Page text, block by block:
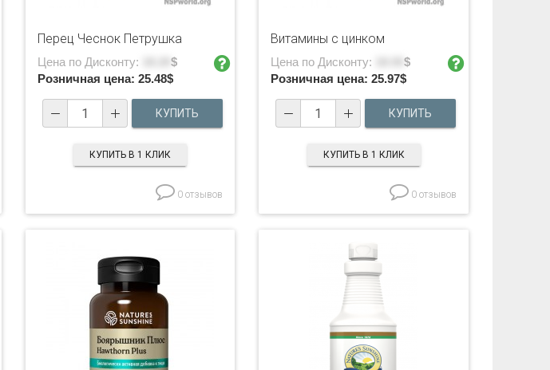
Перец Чеснок Петрушка
Цена по Дисконту:
$
Розничная цена: 25.48$
КУПИТЬ В 1 КЛИК
0 отзывов
Витамины с цинком
Цена по Дисконту: 18.55$
Розничная цена:25.97$
КУПИТЬ В 1 КЛИК
0 отзывов